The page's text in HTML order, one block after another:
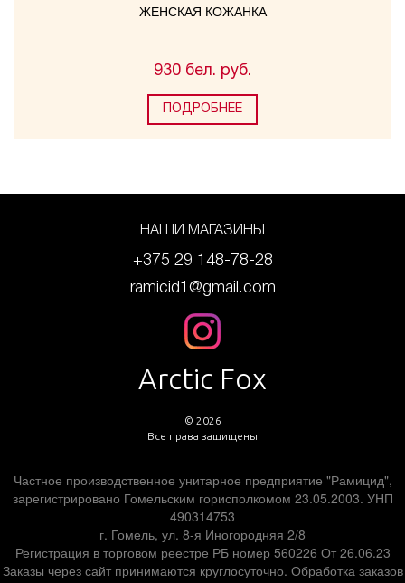
ЖЕНСКАЯ КОЖАНКА
930 бел. руб.
ПОДРОБНЕЕ
НАШИ МАГАЗИНЫ
+375 29 148-78-28
ramicid1@gmail.com
Arctic Fox
© 2026
Все права защищены
Частное производственное унитарное предприятие "Рамицид",
зарегистрировано Гомельским горисполкомом 23.05.2003. УНП
490314753
г. Гомель, ул. 8-я Иногородняя 2/8
Регистрация в торговом реестре РБ номер 560226 От 26.06.23
Заказы через сайт принимаются круглосуточно. Обработка заказов